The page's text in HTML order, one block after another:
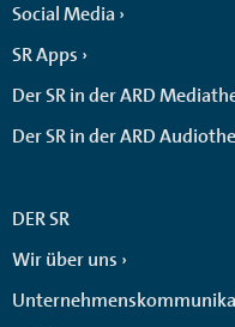
Social Media
SR Apps
Der SR in der ARD
Der SR in der ARD
DER SR
Wir über uns